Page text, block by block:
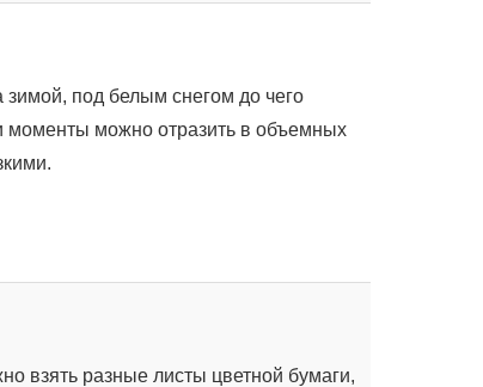
под белым снегом до чего
можно отразить в объемных
взять разные листы цветной бумаги,